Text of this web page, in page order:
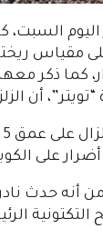
مقياس
كما ذكر
أن
أضرار على
أنه حدث
التكتونية